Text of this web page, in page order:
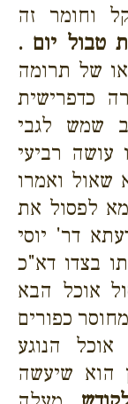
וחומר זה
טבול יום .
של תרומה
כדפרישית
שמש לגבי
עושה רביעי
שאול ואמרו
לפסול את
דר' יוסי
בצדו דא"כ
אוכל הבא
כפורים
הנוגע
הוא שיעשה